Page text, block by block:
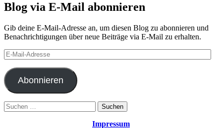
Blog via E-Mail abonnieren
Gib deine E-Mail-Adresse an, um diesen Blog zu abonnieren und
Benachrichtigungen über neue Beiträge via E-Mail zu erhalten.
E-
Mail-
Adresse
Abonnieren
Suchen
nach:
Impressum